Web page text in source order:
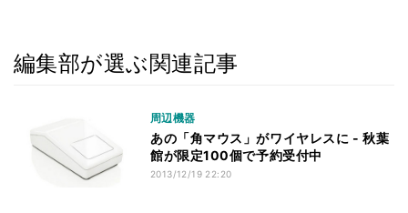
編集部が選ぶ関連記事
周辺機器
あの「角マウス」がワイヤレスに - 秋葉
館が限定100個で予約受付中
2013/12/19 22:20